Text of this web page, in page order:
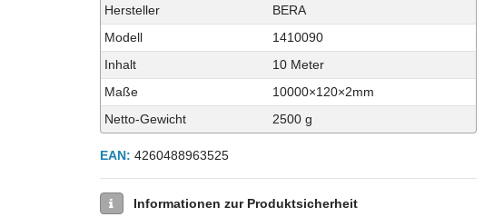
Technisches
Merkmal
Wert
Hersteller
BERA
Modell
1410090
Inhalt
10 Meter
Maße
10000×120×2mm
Netto-Gewicht
2500 g
EAN: 4260488963525
Informationen zur Produktsicherheit